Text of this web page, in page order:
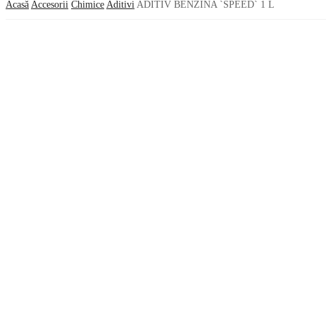
Acasă Accesorii Chimice Aditivi ADITIV BENZINA `SPEED` 1 L